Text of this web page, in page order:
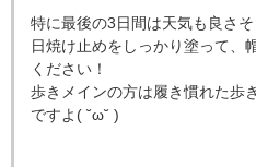
特に最後の3日間は天気も良さそ
日焼け止めをしっかり塗って、
ください！
歩きメインの方は履き慣れた歩
ですよ( ˘ω˘ )